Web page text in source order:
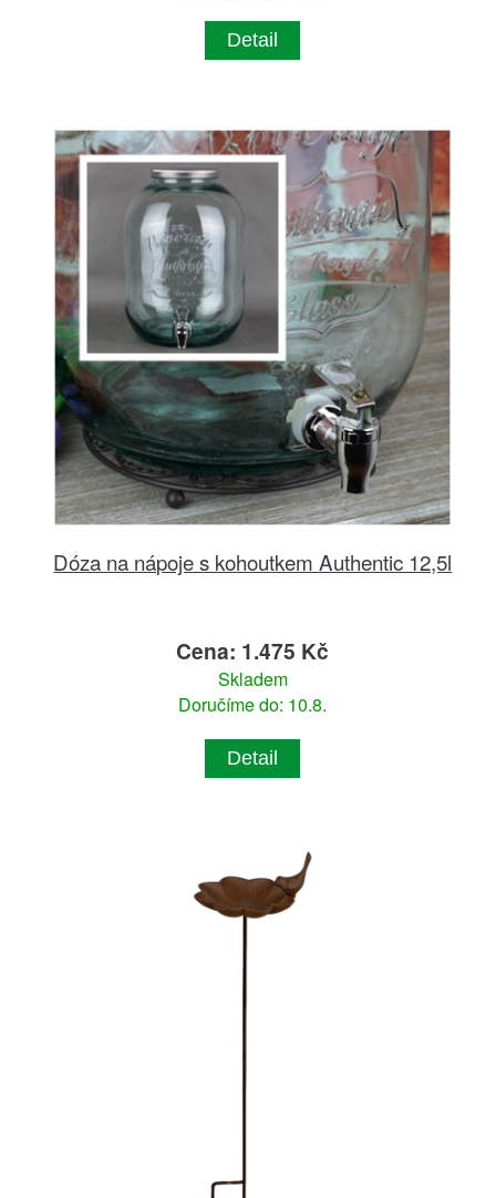
Detail
Dóza na nápoje s kohoutkem Authentic 12,5l
Cena: 1.475 Kč
Skladem
Doručíme do: 10.8.
Detail